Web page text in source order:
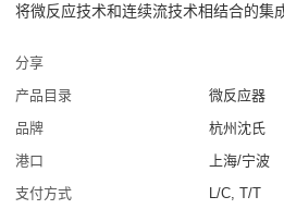
将微反应技术和连续流技术相结合的集
分享
产品目录
微反应器
品牌
杭州沈氏
港口
上海/宁波
支付方式
L/C, T/T